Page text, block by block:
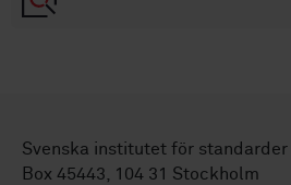
Svenska institutet för standarder
Box 45443, 104 31 Stockholm